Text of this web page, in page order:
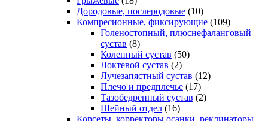
Дородовые, послеродовые (10)
Компресионные, фиксирующие (109)
Голеностопный, плюснефаланговый
сустав (8)
Коленный сустав (50)
Локтевой сустав (2)
Лучезапястный сустав (12)
Плечо и предплечье (17)
Тазобедренный сустав (2)
Шейный отдел (16)